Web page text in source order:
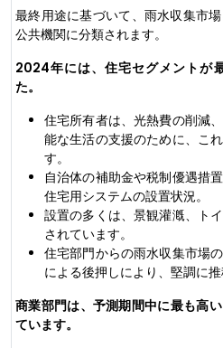
最終用途に基づいて、雨水収集市
公共機関に分類されます。
2024年には、住宅セグメントが
た。
住宅所有者は、光熱費の削減
能な生活の支援のために、こ
す。
自治体の補助金や税制優遇措
住宅用システムの設置状況。
設置の多くは、景観灌漑、ト
されています。
住宅部門からの雨水収集市場
による後押しにより、堅調に推
商業部門は、予測期間中に最も高
ています。